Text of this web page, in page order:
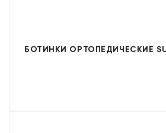
БОТИНКИ ОРТОПЕДИЧЕСКИЕ